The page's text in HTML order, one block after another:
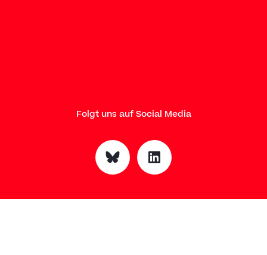
Folgt uns auf Social Media